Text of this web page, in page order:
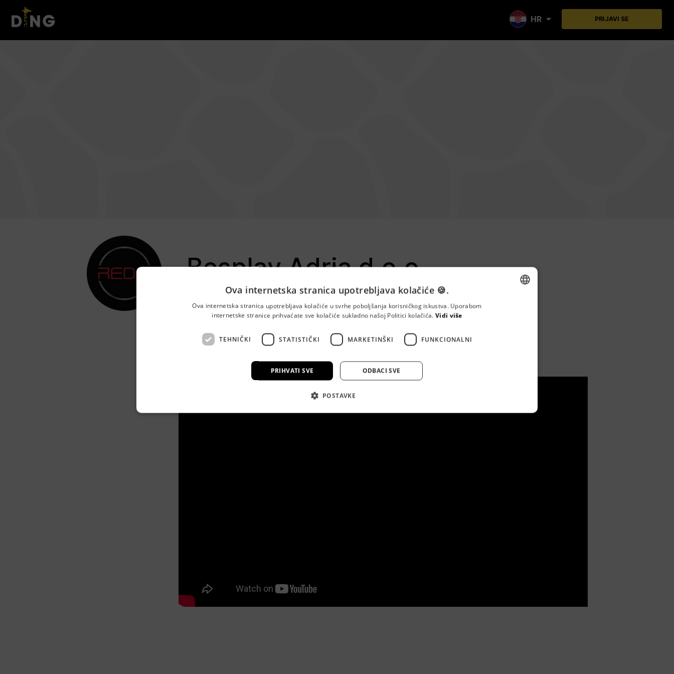
PRIJAVI SE
HR
Besplay Adria d.o.o.
Pile I,1 , 10000 Zagreb
REDAI je softverski proizvod baziran na strojnom učenju i umjetnoj inteligenciji koji služi za
prepoznavanje proizvoda u različitim industrijama.
Ova internetska stranica upotrebljava kolačiće 🍪.
Ova internetska stranica upotrebljava kolačiće u svrhe poboljšanja korisničkog iskustva. Uporabom
internetske stranice prihvaćate sve kolačiće sukladno našoj Politici kolačića. Vidi više
TEHNIČKI STATISTIČKI MARKETINŠKI FUNKCIONALNI
PRIHVATI SVE ODBACI SVE
POSTAVKE